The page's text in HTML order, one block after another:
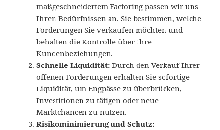
maßgeschneidertem Factoring passen wir uns
Ihren Bedürfnissen an. Sie bestimmen, welche
Forderungen Sie verkaufen möchten und
behalten die Kontrolle über Ihre
Kundenbeziehungen.
Schnelle Liquidität: Durch den Verkauf Ihrer
offenen Forderungen erhalten Sie sofortige
Liquidität, um Engpässe zu überbrücken,
Investitionen zu tätigen oder neue
Marktchancen zu nutzen.
Risikominimierung und Schutz: